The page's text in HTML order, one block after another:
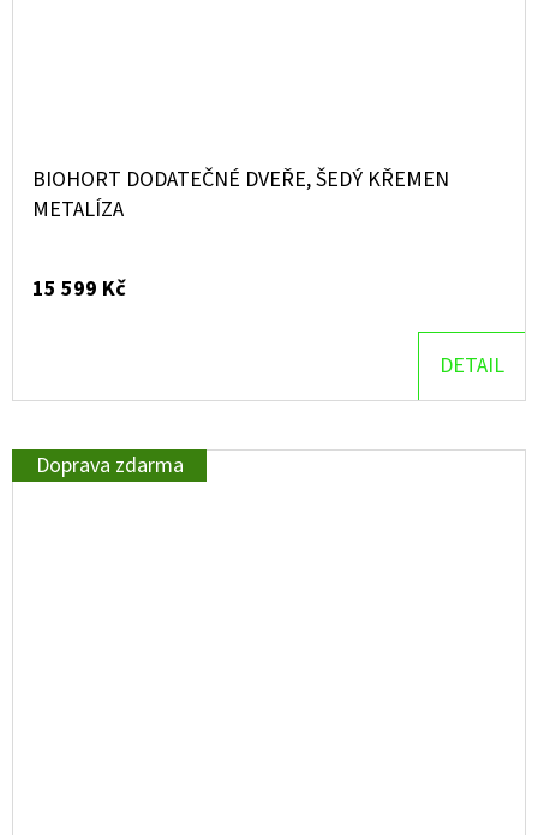
BIOHORT DODATEČNÉ DVEŘE, ŠEDÝ KŘEMEN
METALÍZA
15 599 Kč
DETAIL
Doprava zdarma